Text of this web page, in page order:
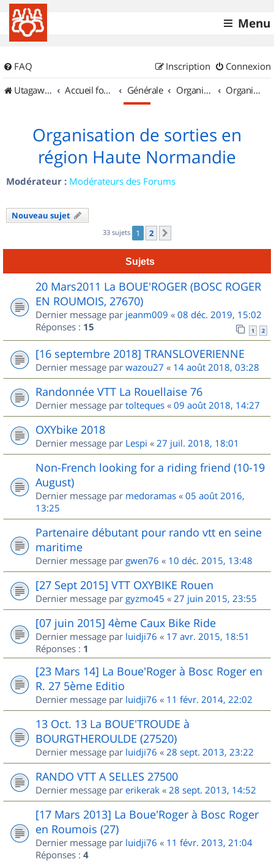
Menu
FAQ Connexion
Inscription
UtagawaVTT (Randos VTT et VTTAE avec traces GPS)
Accueil forum Générale Organisation de sorties & Recherche de partenaires Organisation de sorties en région Haute Normandie
Organisation de sorties en
région Haute Normandie
Modérateur : Modérateurs des Forums
Nouveau sujet
33 sujets 1 2
Sujets
20 Mars2011 La BOUE'ROGER (BOSC ROGER
EN ROUMOIS, 27670)
Dernier message par jeanm009 « 08 déc. 2019, 15:02
Réponses : 15 1 2
[16 septembre 2018] TRANSLOVERIENNE
Dernier message par wazou27 « 14 août 2018, 03:28
Randonnée VTT La Rouellaise 76
Dernier message par tolteques « 09 août 2018, 14:27
OXYbike 2018
Dernier message par Lespi « 27 juil. 2018, 18:01
Non-French looking for a riding friend (10-19
August)
Dernier message par medoramas « 05 août 2016,
13:25
Partenaire débutant pour rando vtt en seine
maritime
Dernier message par gwen76 « 10 déc. 2015, 13:48
[27 Sept 2015] VTT OXYBIKE Rouen
Dernier message par gyzmo45 « 27 juin 2015, 23:55
[07 juin 2015] 4ème Caux Bike Ride
Dernier message par luidji76 « 17 avr. 2015, 18:51
Réponses : 1
[23 Mars 14] La Boue'Roger à Bosc Roger en
R. 27 5ème Editio
Dernier message par luidji76 « 11 févr. 2014, 22:02
13 Oct. 13 La BOUE'TROUDE à
BOURGTHEROULDE (27520)
Dernier message par luidji76 « 28 sept. 2013, 23:22
RANDO VTT A SELLES 27500
Dernier message par erikerak « 28 sept. 2013, 14:52
[17 Mars 2013] La Boue'Roger à Bosc Roger
en Roumois (27)
Dernier message par luidji76 « 11 févr. 2013, 21:04
Réponses : 4